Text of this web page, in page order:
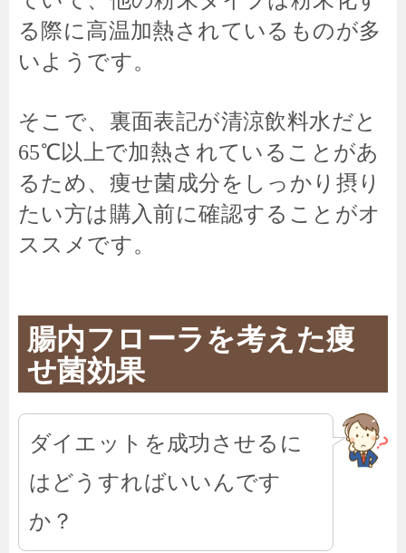
る際に高温加熱されているものが多
いようです。
そこで、裏面表記が清涼飲料水だと
65℃以上で加熱されていることがあ
るため、痩せ菌成分をしっかり摂り
たい方は購入前に確認することがオ
ススメです。
腸内フローラを考えた痩
せ菌効果
ダイエットを成功させるに
はどうすればいいんです
か？